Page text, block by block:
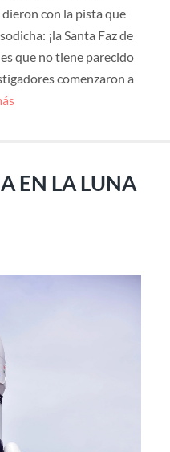
con la pista que
¡la Santa Faz de
que no tiene parecido
comenzaron a
EN LA LUNA